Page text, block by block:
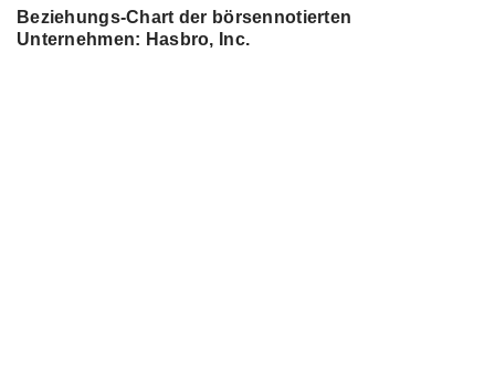
Beziehungs-Chart der börsennotierten
Unternehmen: Hasbro, Inc.